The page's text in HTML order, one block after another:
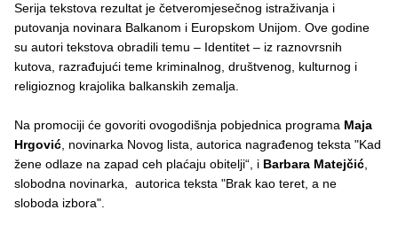
Serija tekstova rezultat je četveromjesečnog istraživanja i
putovanja novinara Balkanom i Europskom Unijom. Ove godine
su autori tekstova obradili temu – Identitet – iz raznovrsnih
kutova, razrađujući teme kriminalnog, društvenog, kulturnog i
religioznog krajolika balkanskih zemalja.
Na promociji će govoriti ovogodišnja pobjednica programa Maja
Hrgović, novinarka Novog lista, autorica nagrađenog teksta "Kad
žene odlaze na zapad ceh plaćaju obitelji“, i Barbara Matejčić,
slobodna novinarka, autorica teksta "Brak kao teret, a ne
sloboda izbora".